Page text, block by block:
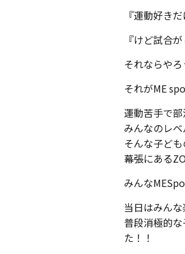
『運動好き
『けど試合
それならやろ
それがME
運動苦手で部
みんなのレベ
そんな子ど
幕張にある
みんな
当日はみん
普段消極的
た！！